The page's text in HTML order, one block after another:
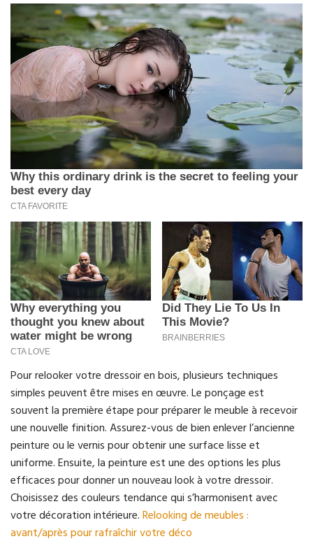
Pour relooker votre dressoir en bois, plusieurs techniques
simples peuvent être mises en œuvre. Le ponçage est
souvent la première étape pour préparer le meuble à recevoir
une nouvelle finition. Assurez-vous de bien enlever l’ancienne
peinture ou le vernis pour obtenir une surface lisse et
uniforme. Ensuite, la peinture est une des options les plus
efficaces pour donner un nouveau look à votre dressoir.
Choisissez des couleurs tendance qui s’harmonisent avec
votre décoration intérieure. Relooking de meubles :
avant/après pour rafraîchir votre déco